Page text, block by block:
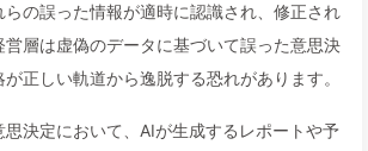
らの誤った情報が適時に認識され、修正され
営層は虚偽のデータに基づいて誤った意思決
正しい軌道から逸脱する恐れがあります。
思決定において、AIが生成するレポートや予